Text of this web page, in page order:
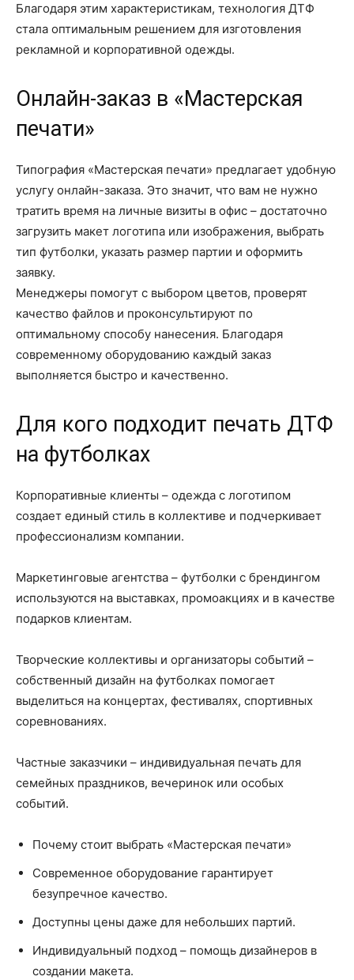
Благодаря этим характеристикам, технология ДТФ
стала оптимальным решением для изготовления
рекламной и корпоративной одежды.
Онлайн-заказ в «Мастерская
печати»
Типография «Мастерская печати» предлагает удобную
услугу онлайн-заказа. Это значит, что вам не нужно
тратить время на личные визиты в офис – достаточно
загрузить макет логотипа или изображения, выбрать
тип футболки, указать размер партии и оформить
заявку.
Менеджеры помогут с выбором цветов, проверят
качество файлов и проконсультируют по
оптимальному способу нанесения. Благодаря
современному оборудованию каждый заказ
выполняется быстро и качественно.
Для кого подходит печать ДТФ
на футболках
Корпоративные клиенты – одежда с логотипом
создает единый стиль в коллективе и подчеркивает
профессионализм компании.
Маркетинговые агентства – футболки с брендингом
используются на выставках, промоакциях и в качестве
подарков клиентам.
Творческие коллективы и организаторы событий –
собственный дизайн на футболках помогает
выделиться на концертах, фестивалях, спортивных
соревнованиях.
Частные заказчики – индивидуальная печать для
семейных праздников, вечеринок или особых
событий.
Почему стоит выбрать «Мастерская печати»
Современное оборудование гарантирует
безупречное качество.
Доступны цены даже для небольших партий.
Индивидуальный подход – помощь дизайнеров в
создании макета.